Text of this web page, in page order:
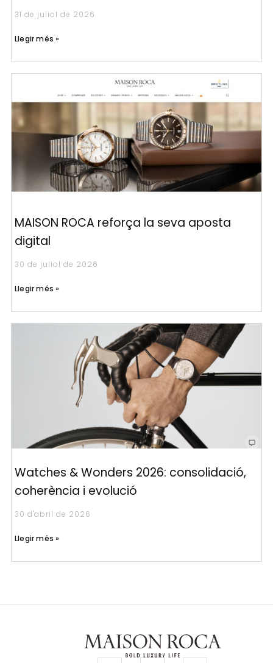
31 de juliol de 2026
Llegir més »
MAISON ROCA reforça la seva aposta
digital
30 de juliol de 2026
Llegir més »
Watches & Wonders 2026: consolidació,
coherència i evolució
30 d'abril de 2026
Llegir més »